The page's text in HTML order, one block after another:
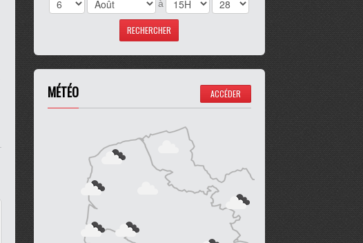
à
MÉTÉO ACCÉDER